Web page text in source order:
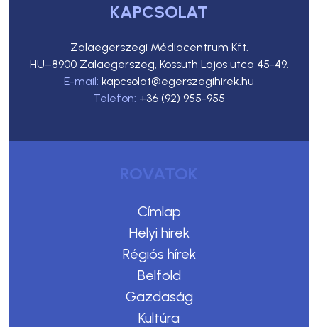
KAPCSOLAT
Zalaegerszegi Médiacentrum Kft.
HU–8900 Zalaegerszeg, Kossuth Lajos utca 45-49.
E-mail: kapcsolat@egerszegihirek.hu
Telefon: +36 (92) 955-955
ROVATOK
Címlap
Helyi hírek
Régiós hírek
Belföld
Gazdaság
Kultúra